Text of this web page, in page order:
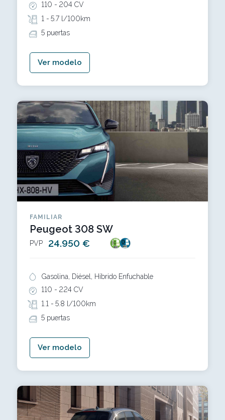
110 - 204 CV
1 - 5.7 l/100km
5 puertas
Ver modelo
FAMILIAR
Peugeot 308 SW
PVP 24.950 €
Gasolina, Diésel, Híbrido Enfuchable
110 - 224 CV
1.1 - 5.8 l/100km
5 puertas
Ver modelo